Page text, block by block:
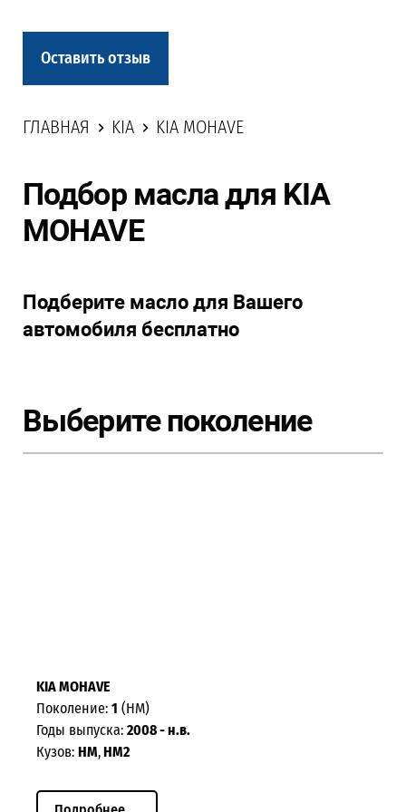
Оставить отзыв
ГЛАВНАЯ KIA KIA MOHAVE
Подбор масла для KIA
MOHAVE
Подберите масло для Вашего
автомобиля бесплатно
Выберите поколение
KIA MOHAVE
Поколение: 1 (HM)
Годы выпуска: 2008 - н.в.
Кузов: HM,HM2